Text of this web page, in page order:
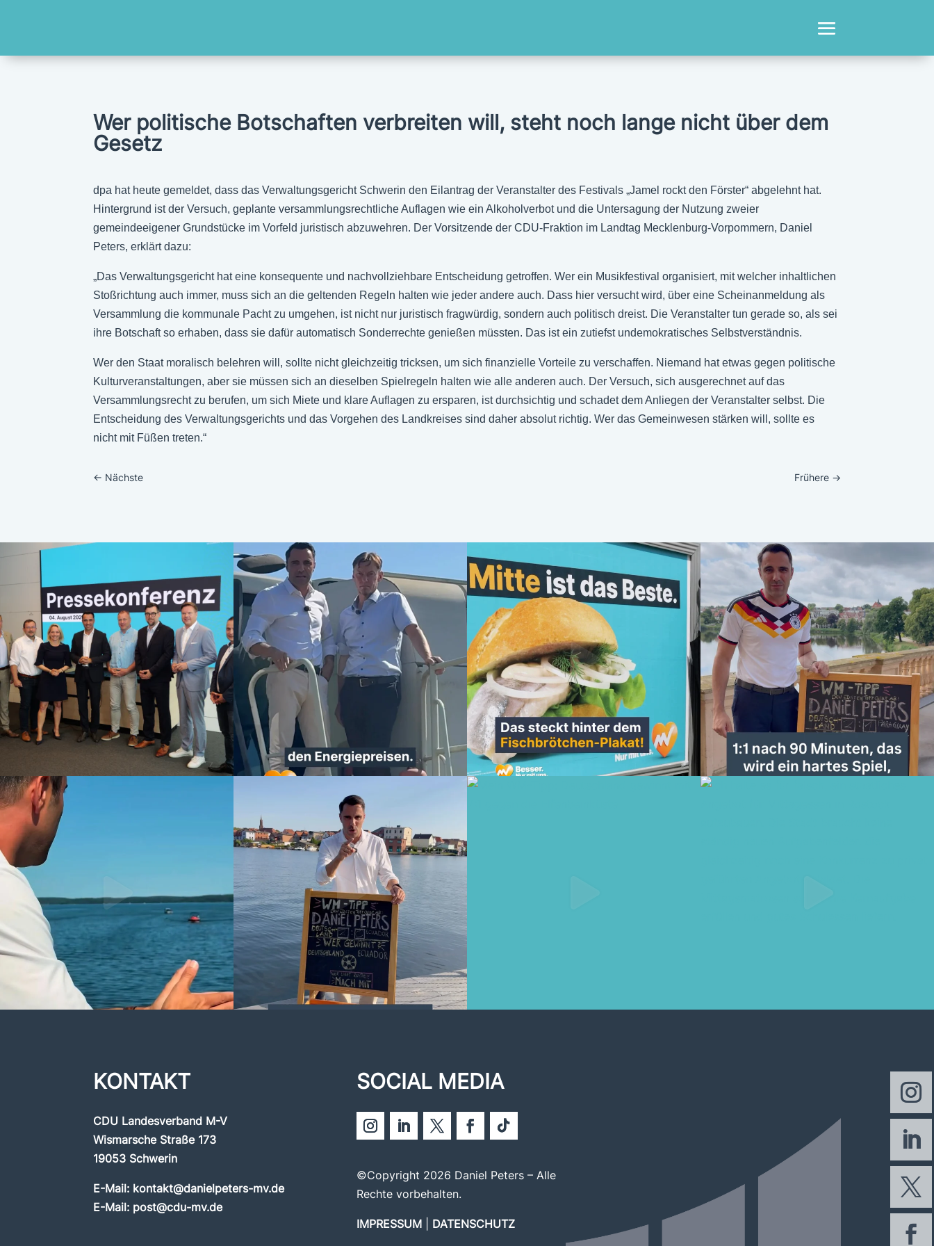
Wer politische Botschaften verbreiten will, steht noch lange nicht über dem
Gesetz
dpa hat heute gemeldet, dass das Verwaltungsgericht Schwerin den Eilantrag der Veranstalter des Festivals „Jamel rockt den Förster“ abgelehnt hat.
Hintergrund ist der Versuch, geplante versammlungsrechtliche Auflagen wie ein Alkoholverbot und die Untersagung der Nutzung zweier
gemeindeeigener Grundstücke im Vorfeld juristisch abzuwehren. Der Vorsitzende der CDU-Fraktion im Landtag Mecklenburg-Vorpommern, Daniel
Peters, erklärt dazu:
„Das Verwaltungsgericht hat eine konsequente und nachvollziehbare Entscheidung getroffen. Wer ein Musikfestival organisiert, mit welcher inhaltlichen
Stoßrichtung auch immer, muss sich an die geltenden Regeln halten wie jeder andere auch. Dass hier versucht wird, über eine Scheinanmeldung als
Versammlung die kommunale Pacht zu umgehen, ist nicht nur juristisch fragwürdig, sondern auch politisch dreist. Die Veranstalter tun gerade so, als sei
ihre Botschaft so erhaben, dass sie dafür automatisch Sonderrechte genießen müssten. Das ist ein zutiefst undemokratisches Selbstverständnis.
Wer den Staat moralisch belehren will, sollte nicht gleichzeitig tricksen, um sich finanzielle Vorteile zu verschaffen. Niemand hat etwas gegen politische
Kulturveranstaltungen, aber sie müssen sich an dieselben Spielregeln halten wie alle anderen auch. Der Versuch, sich ausgerechnet auf das
Versammlungsrecht zu berufen, um sich Miete und klare Auflagen zu ersparen, ist durchsichtig und schadet dem Anliegen der Veranstalter selbst. Die
Entscheidung des Verwaltungsgerichts und das Vorgehen des Landkreises sind daher absolut richtig. Wer das Gemeinwesen stärken will, sollte es
nicht mit Füßen treten.“
← Nächste Frühere→
KONTAKT
CDU Landesverband M-V
Wismarsche Straße 173
19053 Schwerin
E-Mail: kontakt@danielpeters-mv.de
E-Mail: post@cdu-mv.de
SOCIAL MEDIA
©Copyright 2026 Daniel Peters – Alle
Rechte vorbehalten.
IMPRESSUM| DATENSCHUTZ